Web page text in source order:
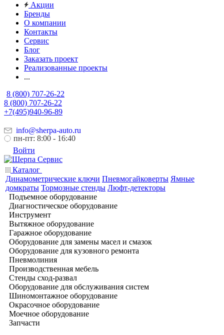
Акции
Бренды
О компании
Контакты
Сервис
Блог
Заказать проект
Реализованные проекты
...
8 (800) 707-26-22
8 (800) 707-26-22
+7(495)940-96-89
info@sherpa-auto.ru
пн-пт: 8:00 - 16:40
Войти
Каталог
Динамометрические ключи Пневмогайковерты Ямные
домкраты Тормозные стенды Люфт-детекторы
Подъемное оборудование
Диагностическое оборудование
Инструмент
Вытяжное оборудование
Гаражное оборудование
Оборудование для замены масел и смазок
Оборудование для кузовного ремонта
Пневмолиния
Производственная мебель
Стенды сход-развал
Оборудование для обслуживания систем
Шиномонтажное оборудование
Окрасочное оборудование
Моечное оборудование
Запчасти